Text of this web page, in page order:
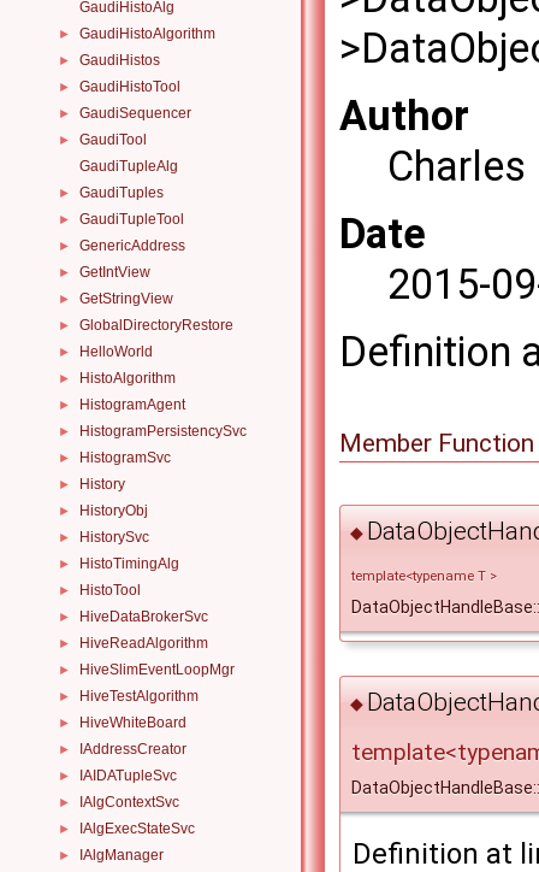
GaudiHistoAlg
► GaudiHistoAlgorithm
► GaudiHistos
► GaudiHistoTool
► GaudiSequencer
►
GaudiTool
GaudiTupleAlg
► GaudiTuples
► GaudiTupleTool
► GenericAddress
► GetIntView
► GetStringView
► GlobalDirectoryRestore
► HelloWorld
► HistoAlgorithm
► HistogramAgent
► HistogramPersistencySvc
► HistogramSvc
► History
► HistoryObj
► HistorySvc
► HistoTimingAlg
► HistoTool
► HiveDataBrokerSvc
► HiveReadAlgorithm
► HiveSlimEventLoopMgr
► HiveTestAlgorithm
► HiveWhiteBoard
► IAddressCreator
► IAIDATupleSvc
► IAlgContextSvc
► IAlgExecStateSvc
► IAlgManager
Author
Date
2015-
Definition
Member
◆
template<typename T >
◆
Definition at